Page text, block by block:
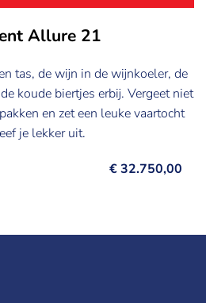
Allure 21
tas, de wijn in de wijnkoeler, de
koude biertjes erbij. Vergeet niet
en zet een leuke vaartocht
je lekker uit.
€ 32.750,00